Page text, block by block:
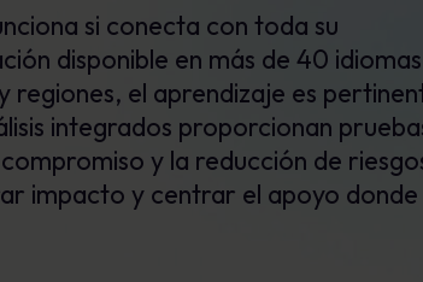
si conecta con toda su
disponible en más de 40
regiones, el aprendizaje es
integrados proporcionan
y la reducción de
impacto y centrar el apoyo donde